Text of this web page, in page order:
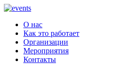
О нас
Как это работает
Организации
Мероприятия
Контакты